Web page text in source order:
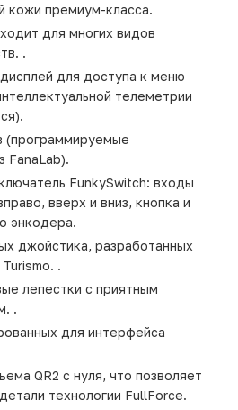
кожи премиум-класса.
для многих видов
.
для доступа к меню
телеметрии
(программируемые
FanaLab).
FunkySwitch: входы
вверх и вниз, кнопка и
энкодера.
джойстика, разработанных
.
лепестки с приятным
.
для интерфейса
QR2 с нуля, что позволяет
технологии FullForce.